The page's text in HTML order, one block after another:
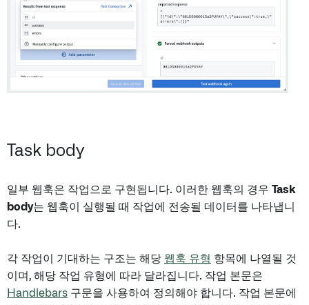
Task body
일부 웹훅은 작업으로 구현됩니다. 이러한 웹훅의 경우 Task
body는 웹훅이 실행될 때 작업에 전송될 데이터를 나타냅니
다.
각 작업이 기대하는 구조는 해당 웹훅 유형 항목에 나열될 것
이며, 해당 작업 유형에 따라 달라집니다. 작업 본문은
Handlebars 구문을 사용하여 정의해야 합니다. 작업 본문에